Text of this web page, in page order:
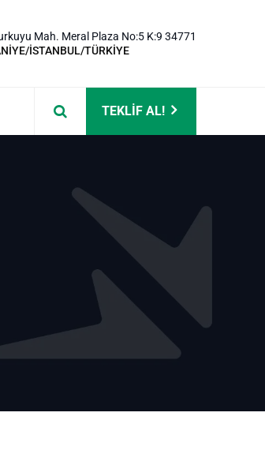
Mah. Meral Plaza No:5 K:9 34771
İSTANBUL/TÜRKİYE
TEKLİF AL!